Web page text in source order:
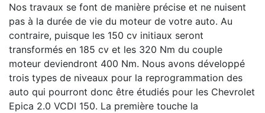
Nos travaux se font de manière précise et ne nuisent
pas à la durée de vie du moteur de votre auto. Au
contraire, puisque les 150 cv initiaux seront
transformés en 185 cv et les 320 Nm du couple
moteur deviendront 400 Nm. Nous avons développé
trois types de niveaux pour la reprogrammation des
auto qui pourront donc être étudiés pour les Chevrolet
Epica 2.0 VCDI 150. La première touche la